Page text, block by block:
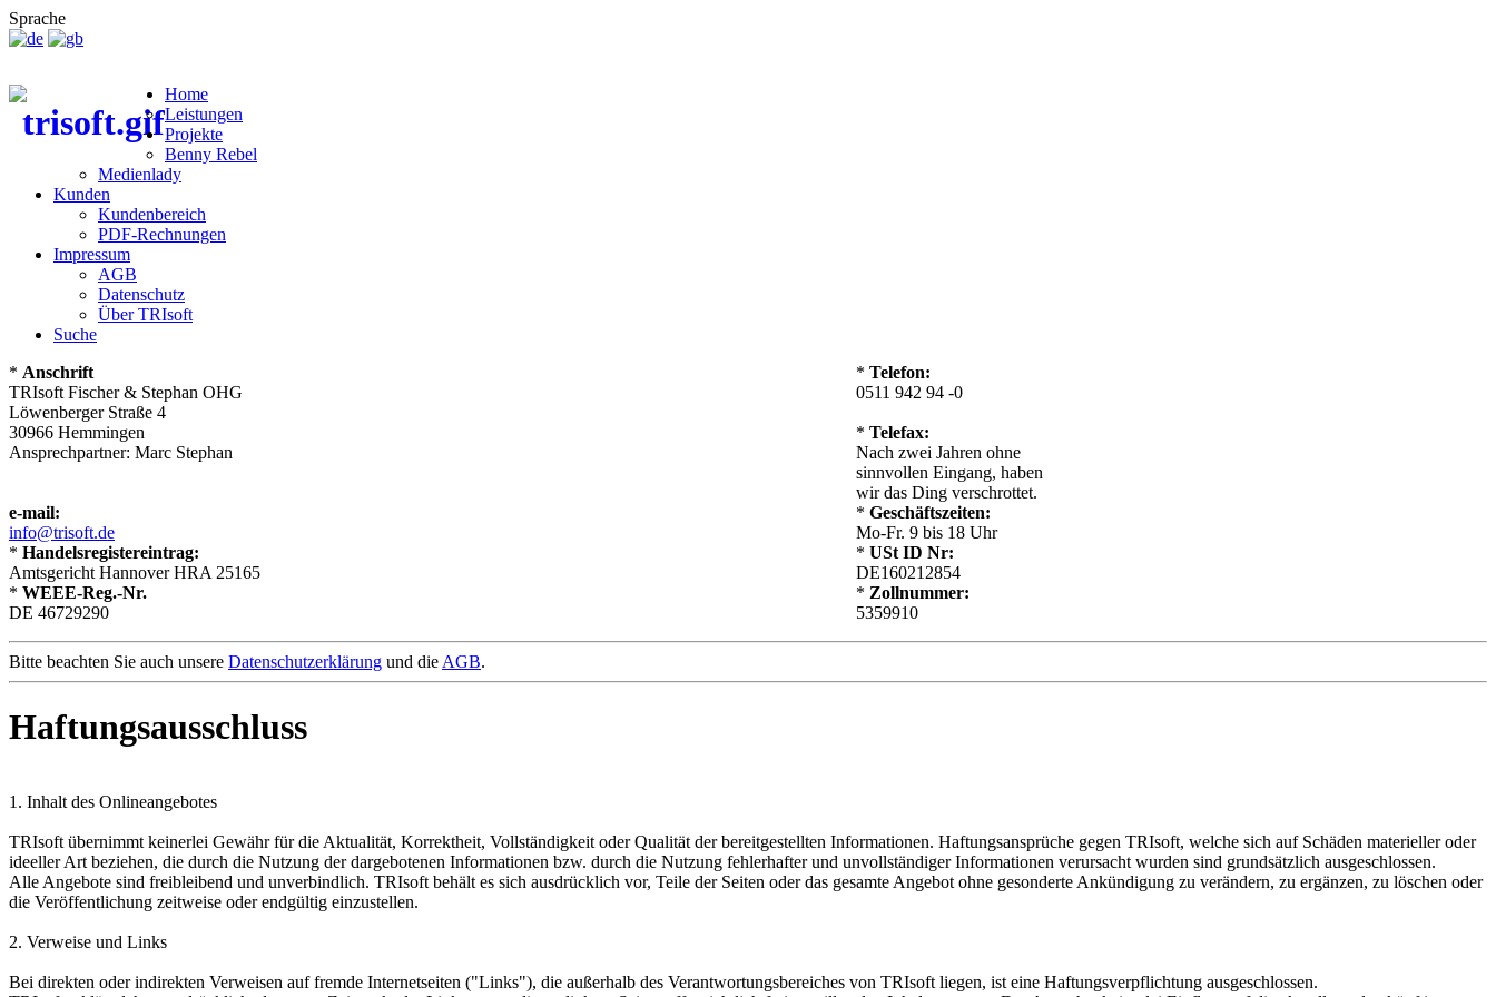
Sprache
Home
Leistungen
Projekte
Benny Rebel
Medienlady
Kunden
Kundenbereich
PDF-Rechnungen
Impressum
AGB
Datenschutz
Über TRIsoft
Suche
* Anschrift
TRIsoft Fischer & Stephan OHG
Löwenberger Straße 4
30966 Hemmingen
Ansprechpartner: Marc Stephan
* Telefon:
0511 942 94 -0
* Telefax:
Nach zwei Jahren ohne
sinnvollen Eingang, haben
wir das Ding verschrottet.
e-mail:
info@trisoft.de
* Geschäftszeiten:
Mo-Fr. 9 bis 18 Uhr
* Handelsregistereintrag:
Amtsgericht Hannover HRA 25165
* USt ID Nr:
DE160212854
* WEEE-Reg.-Nr.
DE 46729290
* Zollnummer:
5359910
Bitte beachten Sie auch unsere Datenschutzerklärung und die AGB.
Haftungsausschluss
1. Inhalt des Onlineangebotes
TRIsoft übernimmt keinerlei Gewähr für die Aktualität, Korrektheit, Vollständigkeit oder Qualität der bereitgestellten Informationen. Haftungsansprüche gegen TRIsoft, welche sich auf Schäden materieller oder
ideeller Art beziehen, die durch die Nutzung der dargebotenen Informationen bzw. durch die Nutzung fehlerhafter und unvollständiger Informationen verursacht wurden sind grundsätzlich ausgeschlossen.
Alle Angebote sind freibleibend und unverbindlich. TRIsoft behält es sich ausdrücklich vor, Teile der Seiten oder das gesamte Angebot ohne gesonderte Ankündigung zu verändern, zu ergänzen, zu löschen oder
die Veröffentlichung zeitweise oder endgültig einzustellen.
2. Verweise und Links
Bei direkten oder indirekten Verweisen auf fremde Internetseiten ("Links"), die außerhalb des Verantwortungsbereiches von TRIsoft liegen, ist eine Haftungsverpflichtung ausgeschlossen.